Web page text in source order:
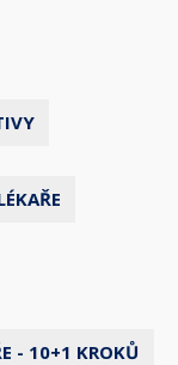
- 10+1 KROKŮ